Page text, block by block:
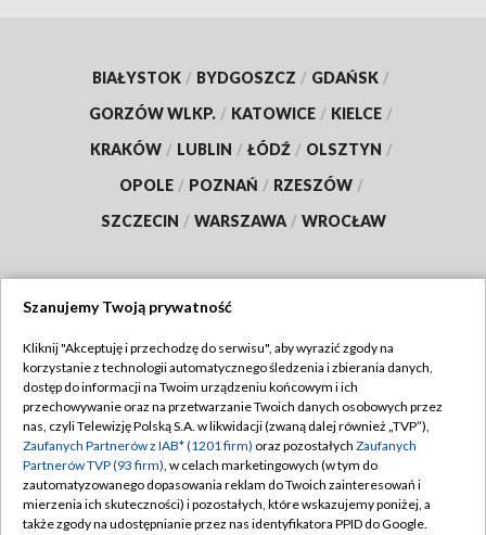
BIAŁYSTOK / BYDGOSZCZ / GDAŃSK /
GORZÓW WLKP. / KATOWICE / KIELCE /
KRAKÓW / LUBLIN / ŁÓDŹ / OLSZTYN /
OPOLE / POZNAŃ / RZESZÓW /
SZCZECIN / WARSZAWA / WROCŁAW
TVP
Abonament TVP
Emisja w TVP
Centrum informacji TVP
Naziemna Telewizja Cyfrowa
Regulamin TVP
Polityka prywatności
Moje zgody
Pomoc
Szanujemy Twoją prywatność
Kliknij "Akceptuję i przechodzę do serwisu", aby wyrazić zgody na
korzystanie z technologii automatycznego śledzenia i zbierania danych,
dostęp do informacji na Twoim urządzeniu końcowym i ich
przechowywanie oraz na przetwarzanie Twoich danych osobowych przez
nas, czyli Telewizję Polską S.A. w likwidacji (zwaną dalej również „TVP”),
Zaufanych Partnerów z IAB* (1201 firm) oraz pozostałych Zaufanych
Partnerów TVP (93 firm), w celach marketingowych (w tym do
zautomatyzowanego dopasowania reklam do Twoich zainteresowań i
mierzenia ich skuteczności) i pozostałych, które wskazujemy poniżej, a
także zgody na udostępnianie przez nas identyfikatora PPID do Google.